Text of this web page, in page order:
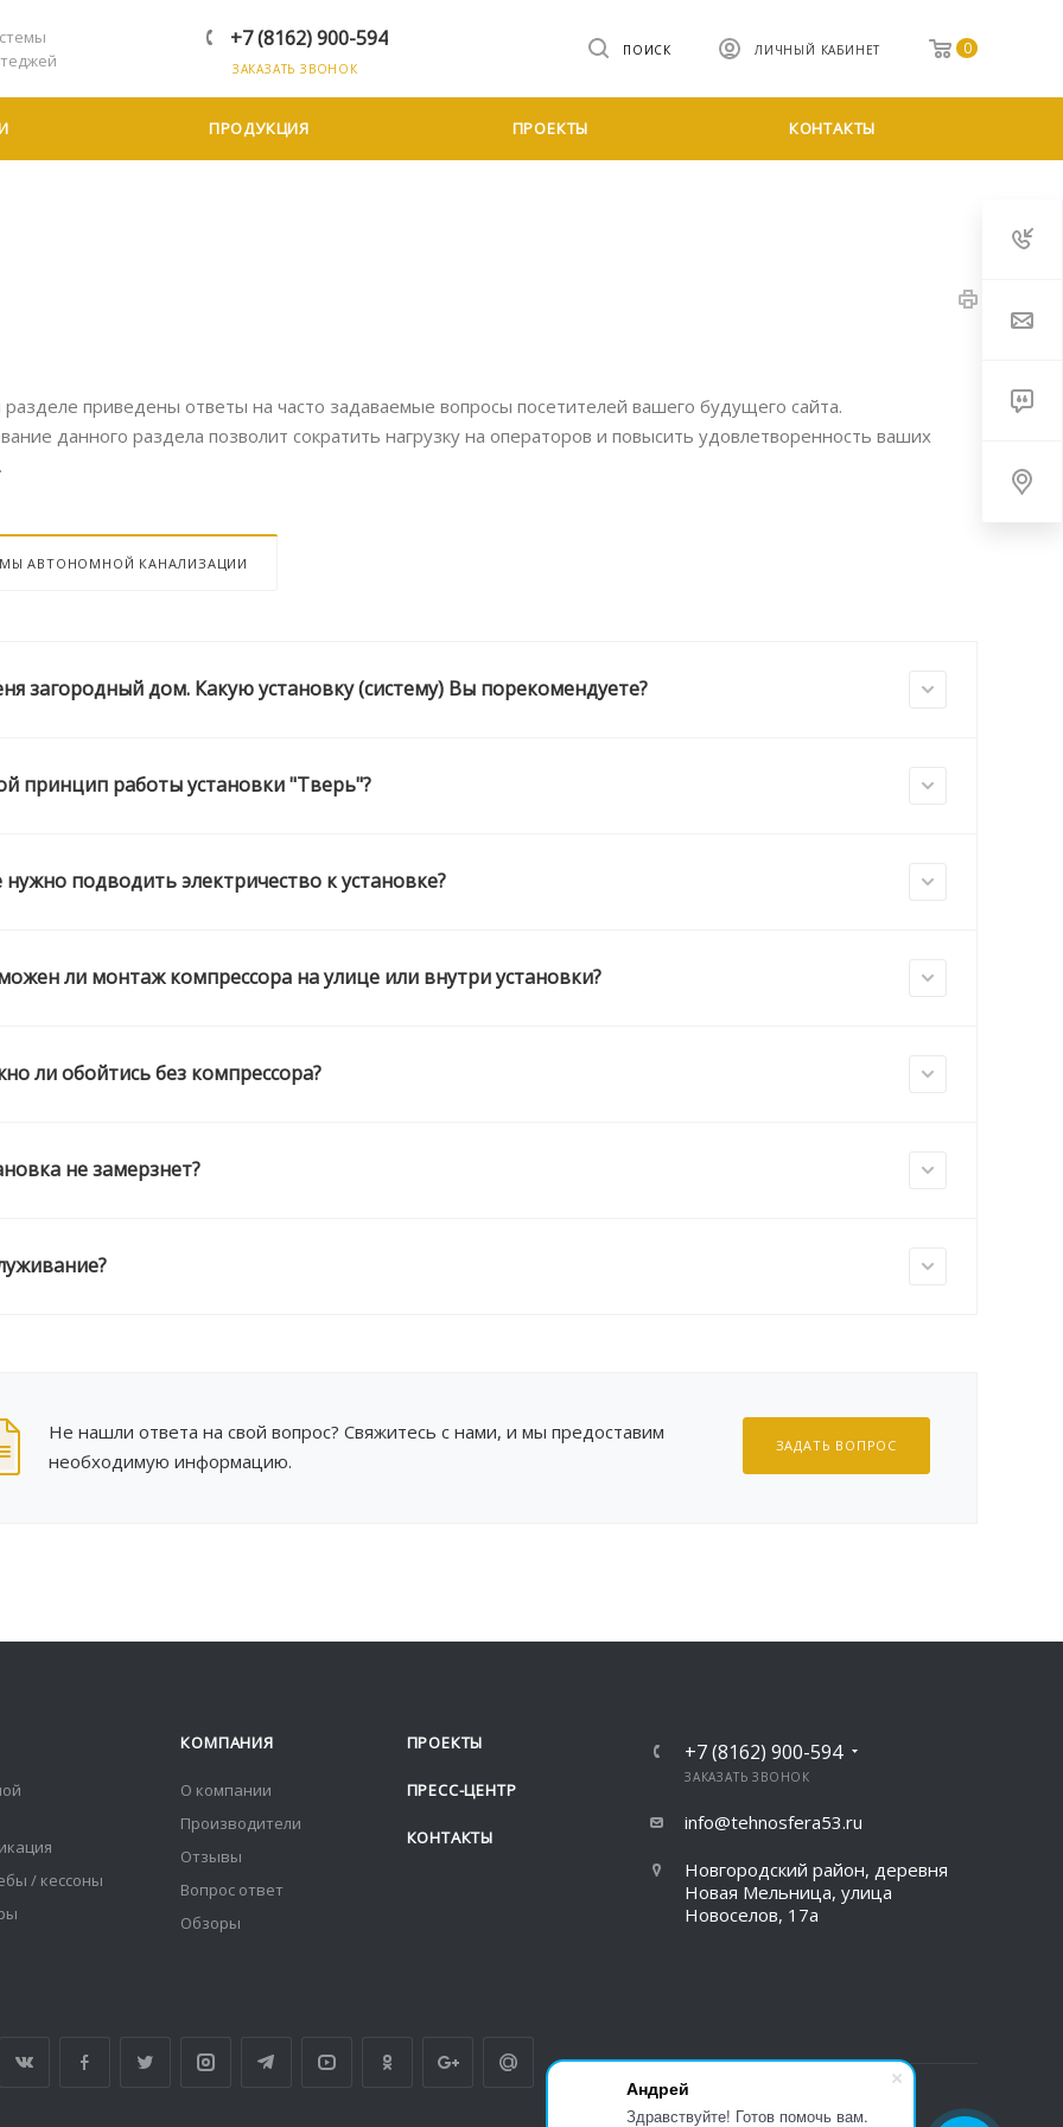
Андрей
Здравствуйте! Готов помочь вам.
+7 (8162) 900-594
ЗАКАЗАТЬ ЗВОНОК
0
ЛИЧНЫЙ КАБИНЕТ
ПОИСК
ПРОДУКЦИЯ ПРОЕКТЫ КОНТАКТЫ
приведены ответы на часто задаваемые вопросы посетителей вашего будущего сайта.
данного раздела позволит сократить нагрузку на операторов и повысить удовлетворенность ваших
АВТОНОМНОЙ КАНАЛИЗАЦИИ
загородный дом. Какую установку (систему) Вы порекомендуете?
принцип работы установки "Тверь"?
подводить электричество к установке?
ли монтаж компрессора на улице или внутри установки?
ли обойтись без компрессора?
не замерзнет?
Не нашли ответа на свой вопрос? Свяжитесь с нами, и мы предоставим
необходимую информацию.
ЗАДАТЬ ВОПРОС
/ кессоны
КОМПАНИЯ
О компании
Производители
Отзывы
Вопрос ответ
Обзоры
ПРОЕКТЫ
ПРЕСС-ЦЕНТР
КОНТАКТЫ
+7 (8162) 900-594
ЗАКАЗАТЬ ЗВОНОК
info@tehnosfera53.ru
Новгородский район, деревня
Новая Мельница, улица
Новоселов, 17а